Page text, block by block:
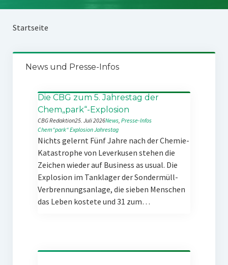
Startseite
News und Presse-Infos
Die CBG zum 5. Jahrestag der
Chem„park“-Explosion
CBG Redaktion25. Juli 2026News, Presse-Infos
Chem“park“ExplosionJahrestag
Nichts gelernt Fünf Jahre nach der Chemie-
Katastrophe von Leverkusen stehen die
Zeichen wieder auf Business as usual. Die
Explosion im Tanklager der Sondermüll-
Verbrennungsanlage, die sieben Menschen
das Leben kostete und 31 zum…